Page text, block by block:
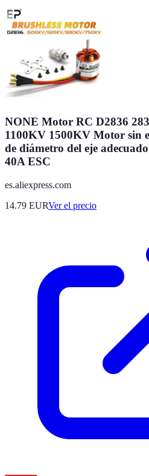
NONE Motor RC D2836
1100KV 1500KV Motor sin
de diámetro del eje
40A ESC
es.aliexpress.com
14.79 EURVer el precio